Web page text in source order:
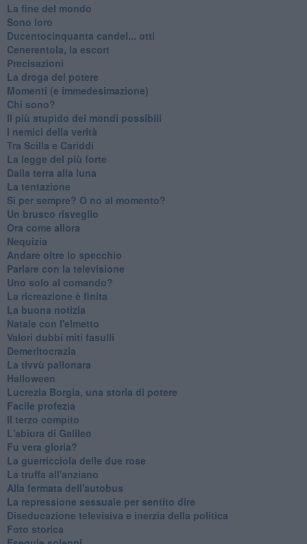
La fine del mondo
Sono loro
Ducentocinquanta candel... otti
Cenerentola, la escort
Precisazioni
La droga del potere
Momenti (e immedesimazione)
Chi sono?
Il più stupido dei mondi possibili
I nemici della verità
Tra Scilla e Cariddi
La legge del più forte
Dalla terra alla luna
La tentazione
​Sì per sempre? O no al momento?
Un brusco risveglio
Ora come allora
Nequizia
Andare oltre lo specchio
Parlare con la televisione
Uno solo al comando?
La ricreazione è finita
La buona notizia
Natale con l'elmetto
Valori dubbi miti fasulli
Demeritocrazia
La tivvù pallonara
Halloween
​Lucrezia Borgia, una storia di potere
Facile profezia
Il terzo compito
L'abiura di Galileo
Fu vera gloria?
La guerricciola delle due rose
La truffa all'anziano
Alla fermata dell'autobus
La repressione sessuale per sentito dire
Diseducazione televisiva e inerzia della politica
Foto storica